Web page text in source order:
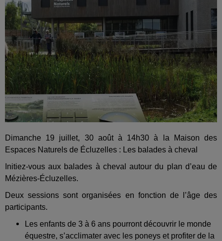
Dimanche 19 juillet, 30 août à 14h30 à la Maison des
Espaces Naturels de Écluzelles : Les balades à cheval
Initiez-vous aux balades à cheval autour du plan d’eau de
Mézières-Écluzelles.
Deux sessions sont organisées en fonction de l’âge des
participants.
Les enfants de 3 à 6 ans pourront découvrir le monde
équestre, s’acclimater avec les poneys et profiter de la